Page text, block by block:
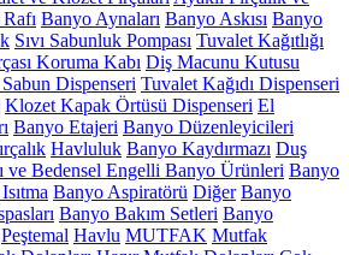
Banyo Aynaları Banyo Askısı Banyo
Sıvı Sabunluk Pompası Tuvalet Kağıtlığı
Koruma Kabı Diş Macunu Kutusu
Sabun Dispenseri Tuvalet Kağıdı Dispenseri
Klozet Kapak Örtüsü Dispenseri El
Banyo Etajeri Banyo Düzenleyicileri
Havluluk Banyo Kaydırmazı Duş
ve Bedensel Engelli Banyo Ürünleri Banyo
Banyo Aspiratörü Diğer Banyo
Banyo Bakım Setleri Banyo
Peştemal Havlu MUTFAK Mutfak